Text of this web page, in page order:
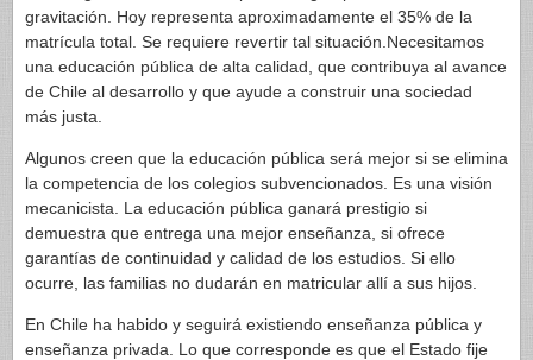
gravitación. Hoy representa aproximadamente el 35% de la
matrícula total. Se requiere revertir tal situación.Necesitamos
una educación pública de alta calidad, que contribuya al avance
de Chile al desarrollo y que ayude a construir una sociedad
más justa.
Algunos creen que la educación pública será mejor si se elimina
la competencia de los colegios subvencionados. Es una visión
mecanicista. La educación pública ganará prestigio si
demuestra que entrega una mejor enseñanza, si ofrece
garantías de continuidad y calidad de los estudios. Si ello
ocurre, las familias no dudarán en matricular allí a sus hijos.
En Chile ha habido y seguirá existiendo enseñanza pública y
enseñanza privada. Lo que corresponde es que el Estado fije